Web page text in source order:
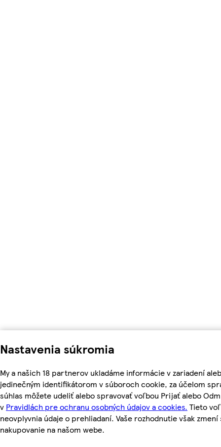
Nastavenia súkromia
My a našich 18 partnerov ukladáme informácie v zariadení
jedinečným identifikátorom v súboroch cookie, za účelom
súhlas môžete udeliť alebo spravovať voľbou Prijať alebo
v Pravidlách pre ochranu osobných údajov a cookies. Tieto
neovplyvnia údaje o prehliadaní. Vaše rozhodnutie však
nakupovanie na našom webe.